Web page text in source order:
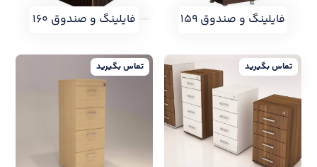
فایلینگ و صندوق ۱۵۹ فایلینگ و صندوق ۱۶۰
تماس بگیرید تماس بگیرید